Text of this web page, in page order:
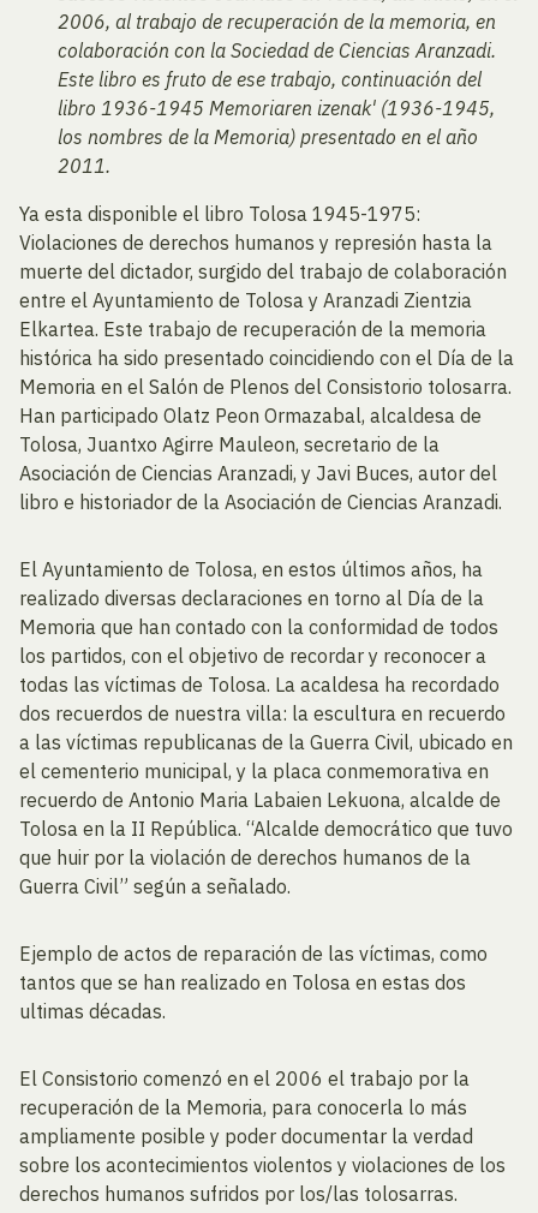
2006, al trabajo de recuperación de la memoria, en
colaboración con la Sociedad de Ciencias Aranzadi.
Este libro es fruto de ese trabajo, continuación del
libro 1936-1945 Memoriaren izenak' (1936-1945,
los nombres de la Memoria) presentado en el año
2011.
Ya esta disponible el libro Tolosa 1945-1975:
Violaciones de derechos humanos y represión hasta la
muerte del dictador, surgido del trabajo de colaboración
entre el Ayuntamiento de Tolosa y Aranzadi Zientzia
Elkartea. Este trabajo de recuperación de la memoria
histórica ha sido presentado coincidiendo con el Día de la
Memoria en el Salón de Plenos del Consistorio tolosarra.
Han participado Olatz Peon Ormazabal, alcaldesa de
Tolosa, Juantxo Agirre Mauleon, secretario de la
Asociación de Ciencias Aranzadi, y Javi Buces, autor del
libro e historiador de la Asociación de Ciencias Aranzadi.
El Ayuntamiento de Tolosa, en estos últimos años, ha
realizado diversas declaraciones en torno al Día de la
Memoria que han contado con la conformidad de todos
los partidos, con el objetivo de recordar y reconocer a
todas las víctimas de Tolosa. La acaldesa ha recordado
dos recuerdos de nuestra villa: la escultura en recuerdo
a las víctimas republicanas de la Guerra Civil, ubicado en
el cementerio municipal, y la placa conmemorativa en
recuerdo de Antonio Maria Labaien Lekuona, alcalde de
Tolosa en la II República. “Alcalde democrático que tuvo
que huir por la violación de derechos humanos de la
Guerra Civil” según a señalado.
Ejemplo de actos de reparación de las víctimas, como
tantos que se han realizado en Tolosa en estas dos
ultimas décadas.
El Consistorio comenzó en el 2006 el trabajo por la
recuperación de la Memoria, para conocerla lo más
ampliamente posible y poder documentar la verdad
sobre los acontecimientos violentos y violaciones de los
derechos humanos sufridos por los/las tolosarras.